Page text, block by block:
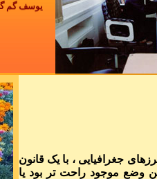
هیچ زخمی
جغرافیایی ، با یک قانون
وضع موجود راحت تر بود یا